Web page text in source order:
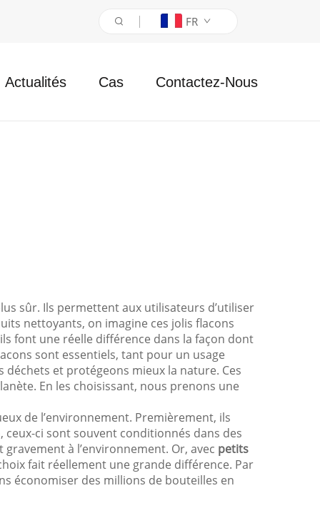
FR
Actualités Cas Contactez-Nous
sûr. Ils permettent aux utilisateurs d’utiliser
nettoyants, on imagine ces jolis flacons
font une réelle différence dans la façon dont
sont essentiels, tant pour un usage
et protégeons mieux la nature. Ces
En les choisissant, nous prenons une
de l’environnement. Premièrement, ils
ci sont souvent conditionnés dans des
à l’environnement. Or, avec petits
fait réellement une grande différence. Par
économiser des millions de bouteilles en